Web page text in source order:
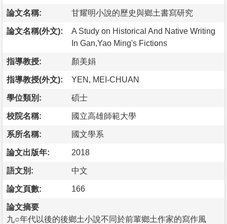
論文名稱: 甘耀明小說的歷史與鄉土書寫研究
論文名稱(外文):
A Study on Historical And Native Writing
In Gan,Yao Ming's Fictions
指導教授: 顏美娟
指導教授(外文): YEN, MEI-CHUAN
學位類別: 碩士
校院名稱: 國立高雄師範大學
系所名稱: 國文學系
論文出版年: 2018
語文別: 中文
論文頁數: 166
論文摘要
九○年代以後的後鄉土小說不同於前輩鄉土作家的寫作風